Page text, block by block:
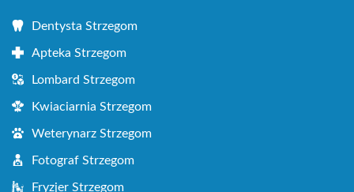
Dentysta Strzegom
Apteka Strzegom
Lombard Strzegom
Kwiaciarnia Strzegom
Weterynarz Strzegom
Fotograf Strzegom
Fryzjer Strzegom